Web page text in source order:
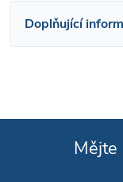
Doplňující